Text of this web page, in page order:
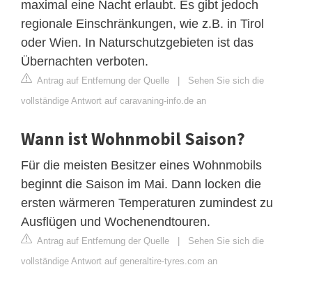
maximal eine Nacht erlaubt. Es gibt jedoch
regionale Einschränkungen, wie z.B. in Tirol
oder Wien. In Naturschutzgebieten ist das
Übernachten verboten.
Antrag auf Entfernung der Quelle | Sehen Sie sich die
vollständige Antwort auf caravaning-info.de an
Wann ist Wohnmobil Saison?
Für die meisten Besitzer eines Wohnmobils
beginnt die Saison im Mai. Dann locken die
ersten wärmeren Temperaturen zumindest zu
Ausflügen und Wochenendtouren.
Antrag auf Entfernung der Quelle | Sehen Sie sich die
vollständige Antwort auf generaltire-tyres.com an